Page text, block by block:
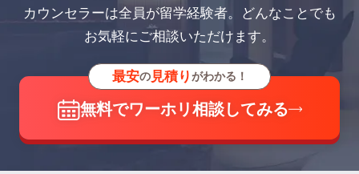
カウンセラーは全員が留学経験者。どんなことでも
お気軽にご相談いただけます。
最安の見積りがわかる！
無料でワーホリ相談してみる